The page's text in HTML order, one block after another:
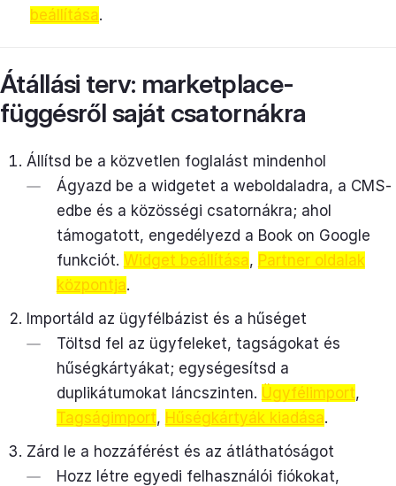
beállítása.
Átállási terv: marketplace-
függésről saját csatornákra
Állítsd be a közvetlen foglalást mindenhol
Ágyazd be a widgetet a weboldaladra, a CMS-
edbe és a közösségi csatornákra; ahol
támogatott, engedélyezd a Book on Google
funkciót. Widget beállítása, Partner oldalak
központja.
Importáld az ügyfélbázist és a hűséget
Töltsd fel az ügyfeleket, tagságokat és
hűségkártyákat; egységesítsd a
duplikátumokat láncszinten. Ügyfélimport,
Tagságimport, Hűségkártyák kiadása.
Zárd le a hozzáférést és az átláthatóságot
Hozz létre egyedi felhasználói fiókokat,